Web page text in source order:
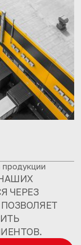
продукции
ЧЕРЕЗ